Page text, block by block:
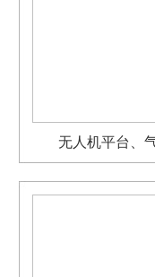
无人机平台、